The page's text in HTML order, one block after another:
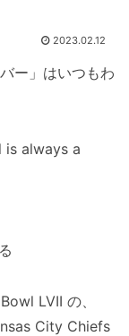
2023.02.12
ー」はいつもわ
is always a
LVII の、
City Chiefs